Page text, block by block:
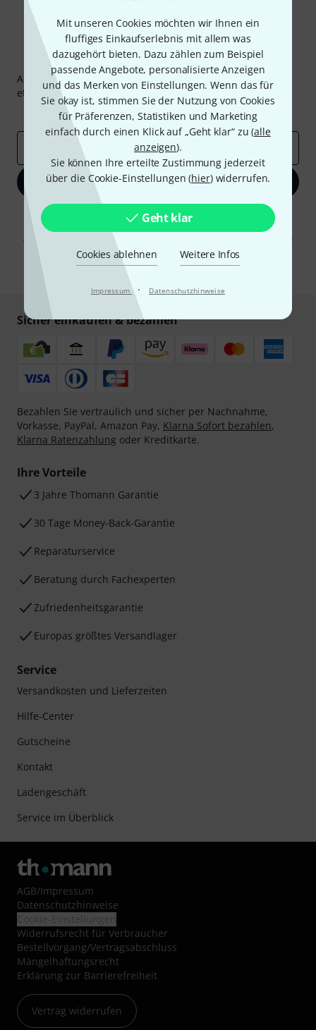
Mit unseren Cookies möchten wir Ihnen ein
fluffiges Einkaufserlebnis mit allem was
dazugehört bieten. Dazu zählen zum Beispiel
passende Angebote, personalisierte Anzeigen
und das Merken von Einstellungen. Wenn das für
Sie okay ist, stimmen Sie der Nutzung von Cookies
für Präferenzen, Statistiken und Marketing
einfach durch einen Klick auf „Geht klar“ zu (alle
anzeigen).
Sie können Ihre erteilte Zustimmung jederzeit
über die Cookie-Einstellungen (hier) widerrufen.
Geht klar
Cookies ablehnen Weitere Infos
Impressum · Datenschutzhinweise
Thomann Newsletter
Abonniere den Thomann Newsletter und gewinne mit
etwas Glück einen von50 Gutscheinenüber jeweils50€
Inspirierende Beiträge
Deals Thomann Insights
E-Mail-Adresse
Jetzt anmelden
Mit Klick auf „Jetzt anmelden“ stimmen Sie dem Erhalt von E-Mail-
Werbung und einer Messung des E-Mail-Nutzungsverhaltens zu. Die
Abmeldung ist jederzeit möglich. Weitere Informationen finden Sie in
unseren Datenschutzhinweisen .
Sicher einkaufen & bezahlen
Bezahlen Sie vertraulich und sicher per Nachnahme,
Vorkasse, PayPal, Amazon Pay, Klarna Sofort bezahlen,
Klarna Ratenzahlung oder Kreditkarte.
Ihre Vorteile
3 Jahre Thomann Garantie
30 Tage Money-Back-Garantie
Reparaturservice
Beratung durch Fachexperten
Zufriedenheitsgarantie
Europas größtes Versandlager
Service
Versandkosten und Lieferzeiten
Hilfe-Center
Gutscheine
Kontakt
Ladengeschäft
Service im Überblick
AGB/Impressum
Datenschutzhinweise
Widerrufsrecht für Verbraucher
Bestellvorgang/Vertragsabschluss
Mängelhaftungsrecht
Erklärung zur Barrierefreiheit
Vertrag widerrufen